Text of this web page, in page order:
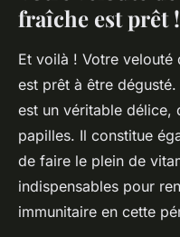
fraîche est prêt !
Et voilà ! Votre velouté
est prêt à être
est un véritable délice,
papilles. Il constitue
de faire le plein de
indispensables pour
immunitaire en cette